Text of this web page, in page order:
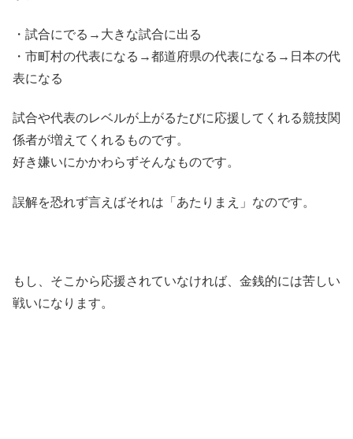
・試合にでる→大きな試合に出る
・市町村の代表になる→都道府県の代表になる→日本の代
表になる
試合や代表のレベルが上がるたびに応援してくれる競技関
係者が増えてくれるものです。
好き嫌いにかかわらずそんなものです。
誤解を恐れず言えばそれは「あたりまえ」なのです。
もし、そこから応援されていなければ、金銭的には苦しい
戦いになります。